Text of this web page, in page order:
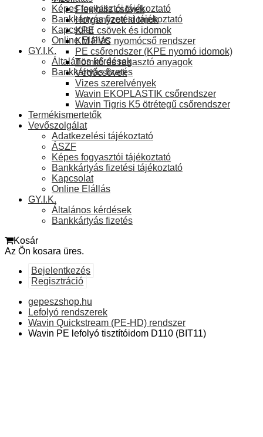
Képes fogyasztói tájékoztató
Bankkártyás fizetési tájékoztató
Kapcsolat
Online Elállás
GY.I.K.
Általános kérdések
Bankkártyás fizetés
Flexibilis csövek
Horganyzott idomok
KPE csövek és idomok
KM PVC nyomócső rendszer
PE csőrendszer (KPE nyomó idomok)
Tömítő és ragasztó anyagok
Védőcsövek
Vizes szerelvények
Wavin EKOPLASTIK csőrendszer
Wavin Tigris K5 ötrétegű csőrendszer
Termékismertetők
Vevőszolgálat
Adatkezelési tájékoztató
ÁSZF
Képes fogyasztói tájékoztató
Bankkártyás fizetési tájékoztató
Kapcsolat
Online Elállás
GY.I.K.
Általános kérdések
Bankkártyás fizetés
Kosár
Az Ön kosara üres.
Bejelentkezés
Regisztráció
gepeszshop.hu
Lefolyó rendszerek
Wavin Quickstream (PE-HD) rendszer
Wavin PE lefolyó tisztítóidom D110 (BIT11)